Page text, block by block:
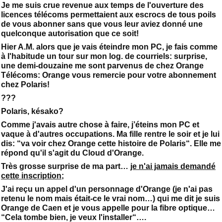
Je me suis crue revenue aux temps de l'ouverture des
licences télécoms permettaient aux escrocs de tous poils
de vous abonner sans que vous leur aviez donné une
quelconque autorisation que ce soit!
Hier A.M. alors que je vais éteindre mon PC, je fais comme
à l'habitude un tour sur mon log. de courriels: surprise,
une demi-douzaine me sont parvenus de chez Orange
Télécoms: Orange vous remercie pour votre abonnement
chez Polaris!
???
Polaris, késako?
Comme j'avais autre chose à faire, j’éteins mon PC et
vaque à d'autres occupations. Ma fille rentre le soir et je lui
dis: “va voir chez Orange cette histoire de Polaris“. Elle me
répond qu'il s'agit du Cloud d'Orange.
Très grosse surprise de ma part… je n'ai jamais demandé
cette inscription;
J'ai reçu un appel d'un personnage d'Orange (je n'ai pas
retenu le nom mais était-ce le vrai nom…) qui me dit je suis
Orange de Caen et je vous appelle pour la fibre optique…
“Cela tombe bien, je veux l'installer“….